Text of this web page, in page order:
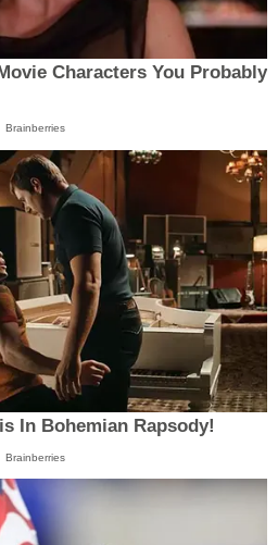
Characters You Probably
Brainberries
In Bohemian Rapsody!
Brainberries